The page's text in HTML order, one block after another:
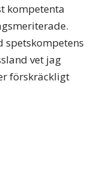
kompetenta
spetskompetens
vet jag
förskräckligt